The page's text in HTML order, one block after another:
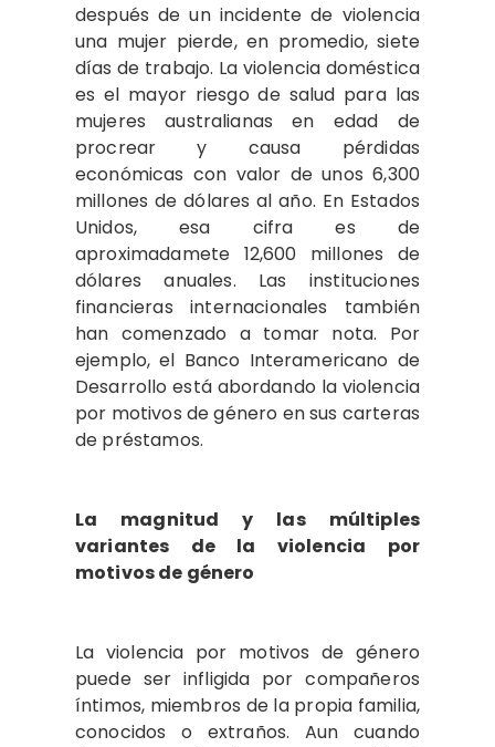
después de un incidente de violencia
una mujer pierde, en promedio, siete
días de trabajo. La violencia doméstica
es el mayor riesgo de salud para las
mujeres australianas en edad de
procrear y causa pérdidas
económicas con valor de unos 6,300
millones de dólares al año. En Estados
Unidos, esa cifra es de
aproximadamete 12,600 millones de
dólares anuales. Las instituciones
financieras internacionales también
han comenzado a tomar nota. Por
ejemplo, el Banco Interamericano de
Desarrollo está abordando la violencia
por motivos de género en sus carteras
de préstamos.
La magnitud y las múltiples
variantes de la violencia por
motivos de género
La violencia por motivos de género
puede ser infligida por compañeros
íntimos, miembros de la propia familia,
conocidos o extraños. Aun cuando